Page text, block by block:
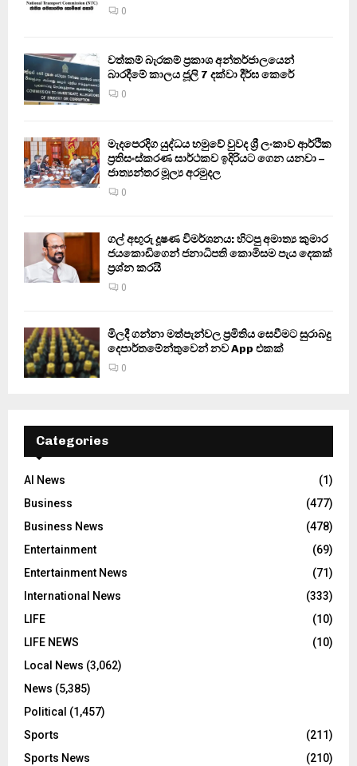
0
වත්කම් බැරකම් ප්‍රකාශ අන්තර්ජාලයෙන්
බාරදීමේ කාලය ජූලි 7 දක්වා දීර්ඝ කෙරේ
0
මැදපෙරදිග යුද්ධය හමුවේ වුවද ශ්‍රී ලංකාව ආර්ථික
ප්‍රතිසංස්කරණ සාර්ථකව ඉදිරියට ගෙන යනවා –
ජාත්‍යන්තර මූල්‍ය අරමුදල
0
ගල් අඟුරු දූෂණ විමර්ශනය: හිටපු අමාත්‍ය කුමාර
ජයකොඩිගෙන් ජනාධිපති කොමිසම පැය දෙකක්
ප්‍රශ්න කරයි
0
මිලදී ගන්නා මත්පැන්වල ප්‍රමිතිය සෙවීමට සුරාබදු
දෙපාර්තමේන්තුවෙන් නව App එකක්
0
Categories
AI News
(1)
Business
(477)
Business News
(478)
Entertainment
(69)
Entertainment News
(71)
International News
(333)
LIFE
(10)
LIFE NEWS
(10)
Local News (3,062)
News (5,385)
Political (1,457)
Sports
(211)
Sports News
(210)